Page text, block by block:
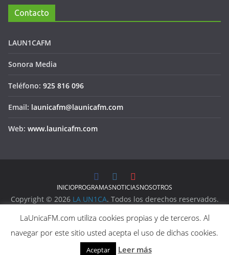
Contacto
LAUN1CAFM
Sonora Media
Teléfono: 925 816 096
Email: launicafm@launicafm.com
Web: www.launicafm.com
INICIOPROGRAMASNOTICIASNOSOTROS
Copyright © 2026 LA UN1CA. Todos los derechos reservados.
Política de Privacidad
Política de Cookies
LaUnicaFM.com utiliza cookies propias y de terceros. Al
navegar por este sitio usted acepta el uso de dichas cookies.
Aceptar Leer más